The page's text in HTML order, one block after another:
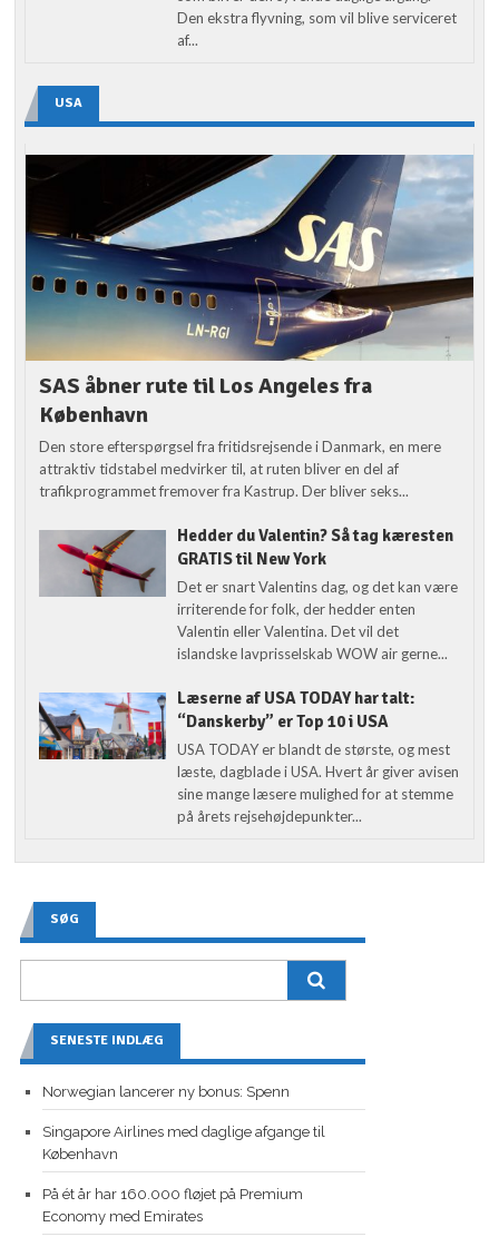
Den ekstra flyvning, som vil blive serviceret
af...
USA
SAS åbner rute til Los Angeles fra
København
Den store efterspørgsel fra fritidsrejsende i Danmark, en mere
attraktiv tidstabel medvirker til, at ruten bliver en del af
trafikprogrammet fremover fra Kastrup. Der bliver seks...
Hedder du Valentin? Så tag kæresten
GRATIS til New York
Det er snart Valentins dag, og det kan være
irriterende for folk, der hedder enten
Valentin eller Valentina. Det vil det
islandske lavprisselskab WOW air gerne...
Læserne af USA TODAY har talt:
“Danskerby” er Top 10 i USA
USA TODAY er blandt de største, og mest
læste, dagblade i USA. Hvert år giver avisen
sine mange læsere mulighed for at stemme
på årets rejsehøjdepunkter...
SØG
SENESTE INDLÆG
Norwegian lancerer ny bonus: Spenn
Singapore Airlines med daglige afgange til
København
På ét år har 160.000 fløjet på Premium
Economy med Emirates